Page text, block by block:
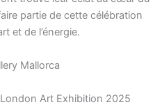
partie de cette célébration
et de l’énergie.
Mallorca
Art Exhibition 2025